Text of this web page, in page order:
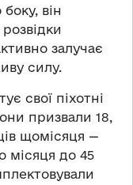
він
залучає
силу.
свої піхотні
призвали 18,
щомісяця —
місяця до 45